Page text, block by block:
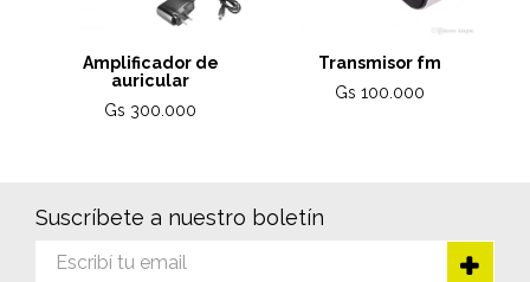
Amplificador de
auricular
Gs 300.000
Transmisor fm
Gs 100.000
Suscríbete a nuestro boletín